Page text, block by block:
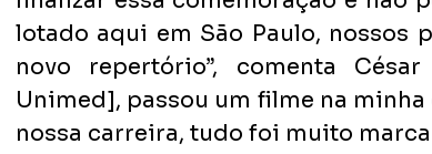
lotado aqui em São Paulo, nossos
novo repertório”, comenta
Unimed], passou um filme na
nossa carreira, tudo foi muito